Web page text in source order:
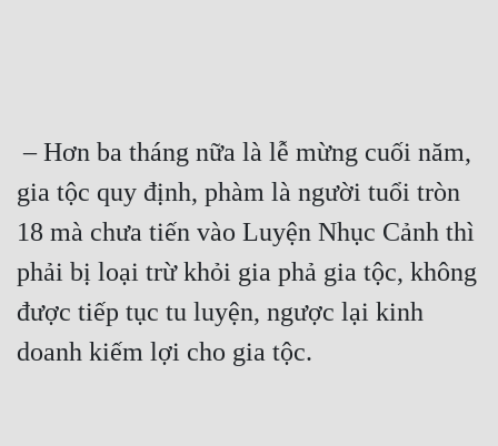
– Hơn ba tháng nữa là lễ mừng cuối năm,
gia tộc quy định, phàm là người tuổi tròn
18 mà chưa tiến vào Luyện Nhục Cảnh thì
phải bị loại trừ khỏi gia phả gia tộc, không
được tiếp tục tu luyện, ngược lại kinh
doanh kiếm lợi cho gia tộc.